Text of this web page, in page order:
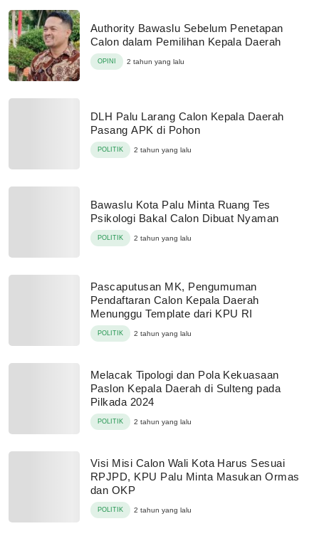
Authority Bawaslu Sebelum Penetapan
Calon dalam Pemilihan Kepala Daerah
OPINI 2 tahun yang lalu
DLH Palu Larang Calon Kepala Daerah
Pasang APK di Pohon
POLITIK 2 tahun yang lalu
Bawaslu Kota Palu Minta Ruang Tes
Psikologi Bakal Calon Dibuat Nyaman
POLITIK 2 tahun yang lalu
Pascaputusan MK, Pengumuman
Pendaftaran Calon Kepala Daerah
Menunggu Template dari KPU RI
POLITIK 2 tahun yang lalu
Melacak Tipologi dan Pola Kekuasaan
Paslon Kepala Daerah di Sulteng pada
Pilkada 2024
POLITIK 2 tahun yang lalu
Visi Misi Calon Wali Kota Harus Sesuai
RPJPD, KPU Palu Minta Masukan Ormas
dan OKP
POLITIK 2 tahun yang lalu